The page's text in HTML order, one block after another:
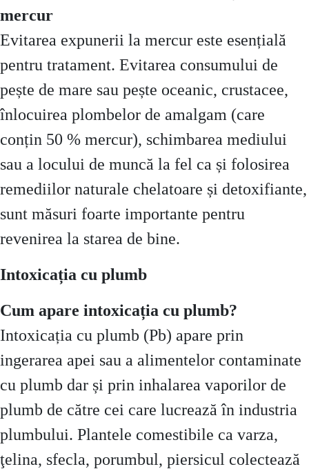
mercur
Evitarea expunerii la mercur este esențială
pentru tratament. Evitarea consumului de
pește de mare sau pește oceanic, crustacee,
înlocuirea plombelor de amalgam (care
conțin 50 % mercur), schimbarea mediului
sau a locului de muncă la fel ca și folosirea
remediilor naturale chelatoare și detoxifiante,
sunt măsuri foarte importante pentru
revenirea la starea de bine.
Intoxicația cu plumb
Cum apare intoxicația cu plumb?
Intoxicația cu plumb (Pb) apare prin
ingerarea apei sau a alimentelor contaminate
cu plumb dar și prin inhalarea vaporilor de
plumb de către cei care lucrează în industria
plumbului. Plantele comestibile ca varza,
ţelina, sfecla, porumbul, piersicul colectează